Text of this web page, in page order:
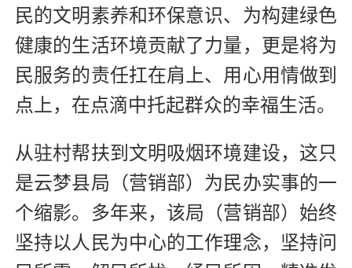
民的文明素养和环保意识、为构建绿色
健康的生活环境贡献了力量，更是将为
民服务的责任扛在肩上、用心用情做到
点上，在点滴中托起群众的幸福生活。
从驻村帮扶到文明吸烟环境建设，这只
是云梦县局（营销部）为民办实事的一
个缩影。多年来，该局（营销部）始终
坚持以人民为中心的工作理念，坚持问